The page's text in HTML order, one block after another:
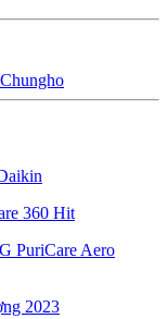
360 Hit
PuriCare Aero
2023